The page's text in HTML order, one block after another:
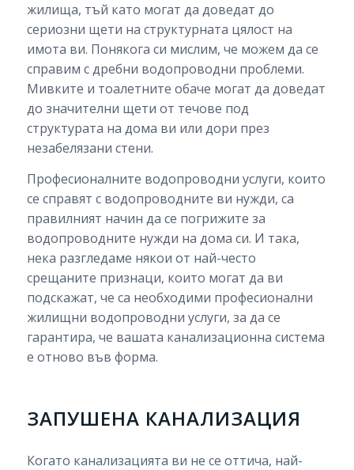
жилища, тъй като могат да доведат до
сериозни щети на структурната цялост на
имота ви. Понякога си мислим, че можем да се
справим с дребни водопроводни проблеми.
Мивките и тоалетните обаче могат да доведат
до значителни щети от течове под
структурата на дома ви или дори през
незабелязани стени.
Професионалните водопроводни услуги, които
се справят с водопроводните ви нужди, са
правилният начин да се погрижите за
водопроводните нужди на дома си. И така,
нека разгледаме някои от най-често
срещаните признаци, които могат да ви
подскажат, че са необходими професионални
жилищни водопроводни услуги, за да се
гарантира, че вашата канализационна система
е отново във форма.
ЗАПУШЕНА КАНАЛИЗАЦИЯ
Когато канализацията ви не се оттича, най-